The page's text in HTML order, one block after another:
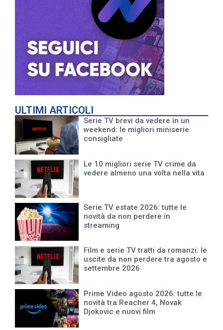
ULTIMI ARTICOLI
Serie TV brevi da vedere in un
weekend: le migliori miniserie
consigliate
Le 10 migliori serie TV crime da
vedere almeno una volta nella vita
Serie TV estate 2026: tutte le
novità da non perdere in
streaming
Film e serie TV tratti da romanzi: le
uscite da non perdere tra agosto e
settembre 2026
Prime Video agosto 2026: tutte le
novità tra Reacher 4, Novak
Djokovic e nuovi film